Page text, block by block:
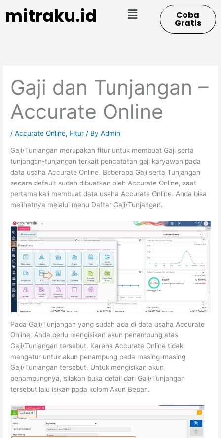
mitraku.id Menu Coba
Gratis
Gaji dan Tunjangan –
Accurate Online
/Accurate Online, Fitur / ByAdmin
Gaji/Tunjangan merupakan fitur untuk membuat Gaji serta
tunjangan-tunjangan terkait pencatatan gaji karyawan pada
data usaha Accurate Online. Beberapa Gaji serta Tunjangan
secara default sudah dibuatkan oleh Accurate Online, saat
pertama kali membuat data usaha Accurate Online. Anda bisa
melihatnya melalui menu Daftar Gaji/Tunjangan.
Pada Gaji/Tunjangan yang sudah ada di data usaha Accurate
Online, Anda perlu mengisikan akun penampung atas
Gaji/Tunjangan tersebut. Karena Accurate Online tidak
mengatur untuk akun penampung pada masing-masing
Gaji/Tunjangan tersebut. Untuk mengisikan akun
penampungnya, silakan buka detail dari Gaji/Tunjangan
tersebut lalu isikan pada kolom Akun Beban.